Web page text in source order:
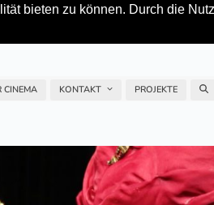
bieten zu können. Durch die
CINEMA KONTAKT PROJEKTE